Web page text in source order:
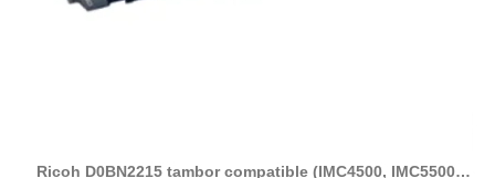
Ricoh D0BN2215 tambor compatible (IMC4500, IMC5500,